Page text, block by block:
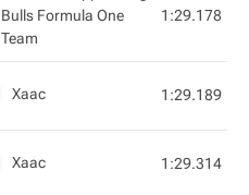
Bulls Formula One
Team
1:29.178
Хаас 1:29.189
Хаас 1:29.314